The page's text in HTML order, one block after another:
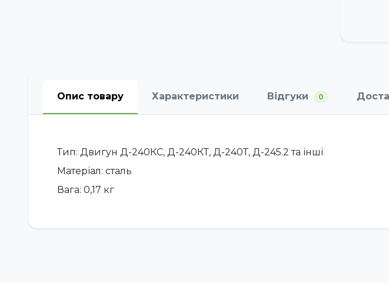
Опис товару Характеристики Відгуки 0
Тип: Двигун Д-240КС, Д-240КТ, Д-240Т, Д-245.2 та інші
Матеріал: сталь
Вага: 0,17 кг